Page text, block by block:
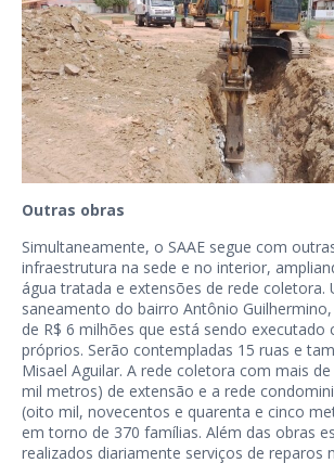
Outras obras
Simultaneamente, o SAAE segue com
infraestrutura na sede e no interior,
água tratada e extensões de rede coletora.
saneamento do bairro Antônio
de R$ 6 milhões que está sendo executado
próprios. Serão contempladas 15 ruas e
Misael Aguilar. A rede coletora com mais
mil metros) de extensão e a rede
(oito mil, novecentos e quarenta e cinco
em torno de 370 famílias. Além das obras
realizados diariamente serviços de reparos